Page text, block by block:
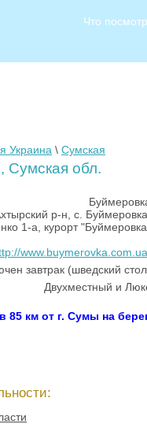
Что
Украина \ Сумская
Сумская обл.
р-н, с. Буймеровка,
1-а, курорт
завтрак (шведский
Двухместный и
85 км от г. Сумы на